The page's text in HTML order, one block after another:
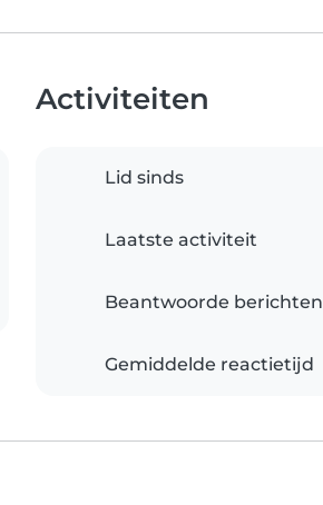
Activiteiten
Lid sinds
Laatste activiteit
Beantwoorde berichten
Gemiddelde reactietijd